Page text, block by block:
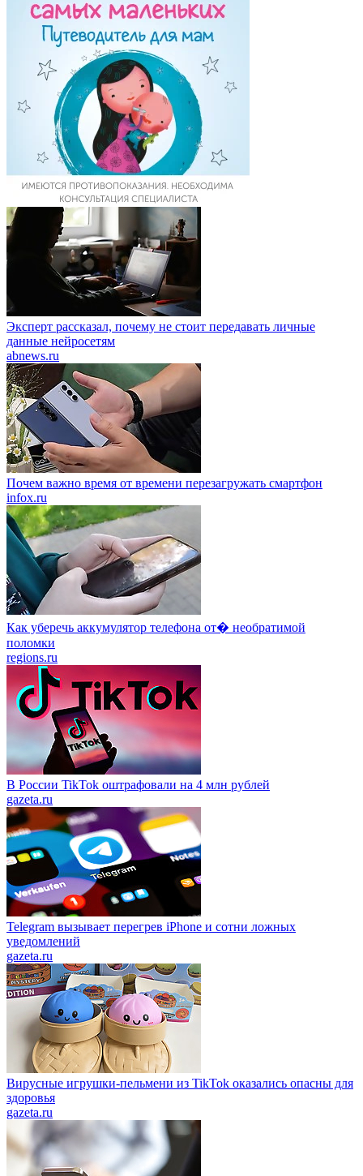
Эксперт рассказал, почему не стоит передавать личные
данные нейросетям
abnews.ru
Почем важно время от времени перезагружать смартфон
infox.ru
Как уберечь аккумулятор телефона от� необратимой
поломки
regions.ru
В России TikTok оштрафовали на 4 млн рублей
gazeta.ru
Telegram вызывает перегрев iPhone и сотни ложных
уведомлений
gazeta.ru
Вирусные игрушки-пельмени из TikTok оказались опасны для
здоровья
gazeta.ru